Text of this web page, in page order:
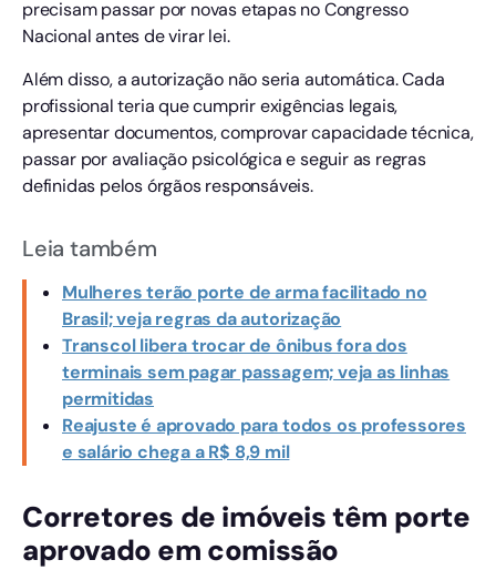
precisam passar por novas etapas no Congresso
Nacional antes de virar lei.
Além disso, a autorização não seria automática. Cada
profissional teria que cumprir exigências legais,
apresentar documentos, comprovar capacidade técnica,
passar por avaliação psicológica e seguir as regras
definidas pelos órgãos responsáveis.
Leia também
Mulheres terão porte de arma facilitado no
Brasil; veja regras da autorização
Transcol libera trocar de ônibus fora dos
terminais sem pagar passagem; veja as linhas
permitidas
Reajuste é aprovado para todos os professores
e salário chega a R$ 8,9 mil
Corretores de imóveis têm porte
aprovado em comissão